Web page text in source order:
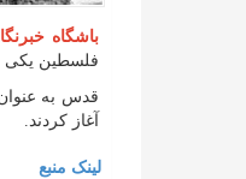
باشگاه
فلسطین یکی
قدس به
آغاز کردند.
لینک منبع